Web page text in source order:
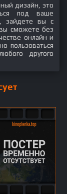
дизайн, это
под ваше
зайдете вы с
сможете без
онлайн и
пользоваться
другого